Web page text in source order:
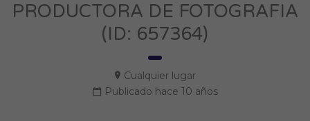
PRODUCTORA DE FOTOGRAFIA
(ID: 657364)
Cualquier lugar
Publicado hace 10 años